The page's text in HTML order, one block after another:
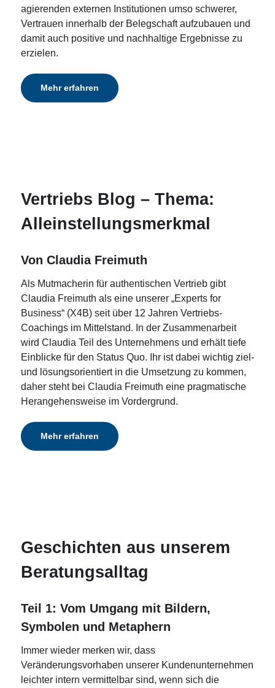
agierenden externen Institutionen umso schwerer,
Vertrauen innerhalb der Belegschaft aufzubauen und
damit auch positive und nachhaltige Ergebnisse zu
erzielen.
Mehr erfahren
Vertriebs Blog – Thema:
Alleinstellungsmerkmal
Von Claudia Freimuth
Als Mutmacherin für authentischen Vertrieb gibt
Claudia Freimuth als eine unserer „Experts for
Business“ (X4B) seit über 12 Jahren Vertriebs-
Coachings im Mittelstand. In der Zusammenarbeit
wird Claudia Teil des Unternehmens und erhält tiefe
Einblicke für den Status Quo. Ihr ist dabei wichtig ziel-
und lösungsorientiert in die Umsetzung zu kommen,
daher steht bei Claudia Freimuth eine pragmatische
Herangehensweise im Vordergrund.
Mehr erfahren
Geschichten aus unserem
Beratungsalltag
Teil 1: Vom Umgang mit Bildern,
Symbolen und Metaphern
Immer wieder merken wir, dass
Veränderungsvorhaben unserer Kundenunternehmen
leichter intern vermittelbar sind, wenn sich die